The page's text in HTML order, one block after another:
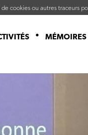
cookies ou autres traceurs